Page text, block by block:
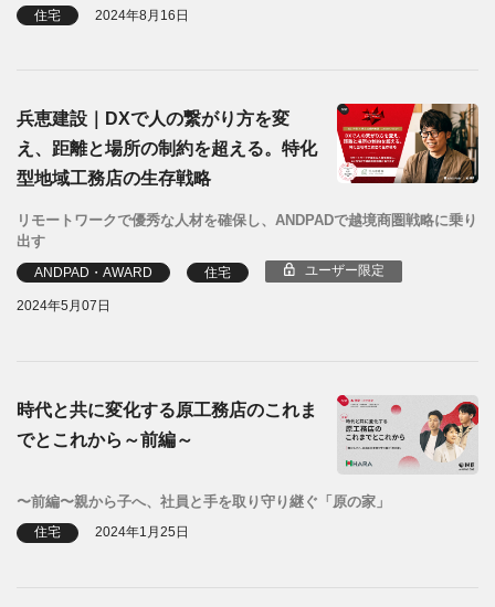
住宅 2024年8月16日
兵恵建設｜DXで人の繋がり方を変
え、距離と場所の制約を超える。特化
型地域工務店の生存戦略
リモートワークで優秀な人材を確保し、ANDPADで越境商圏戦略に乗り
出す
ANDPAD・AWARD 住宅 ユーザー限定
2024年5月07日
時代と共に変化する原工務店のこれま
でとこれから～前編～
〜前編〜親から子へ、社員と手を取り守り継ぐ「原の家」
住宅 2024年1月25日